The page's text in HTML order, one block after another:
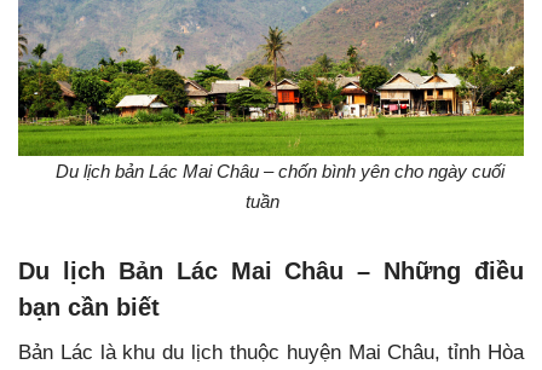
Du lịch bản Lác Mai Châu – chốn bình yên cho ngày cuối
tuần
Du lịch Bản Lác Mai Châu – Những điều
bạn cần biết
Bản Lác là khu du lịch thuộc huyện Mai Châu, tỉnh Hòa